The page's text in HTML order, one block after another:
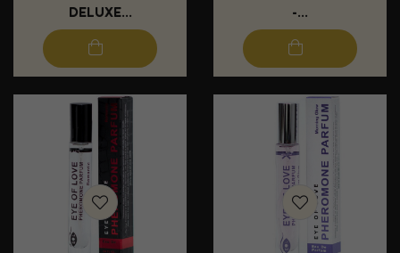
DELUXE...
-...